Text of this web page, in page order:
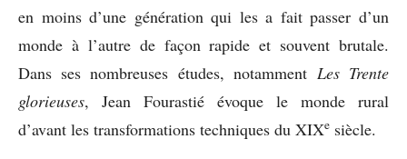
en moins d’une génération qui les a fait passer d’un
monde à l’autre de façon rapide et souvent brutale.
Dans ses nombreuses études, notamment Les Trente
glorieuses, Jean Fourastié évoque le monde rural
d’avant les transformations techniques du XIXe siècle.